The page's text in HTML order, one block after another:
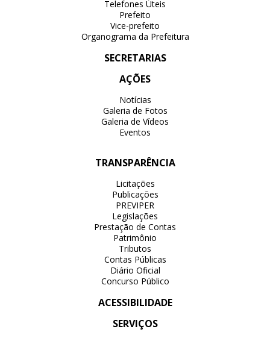
Telefones Úteis
Prefeito
Vice-prefeito
Organograma da Prefeitura
SECRETARIAS
AÇÕES
Notícias
Galeria de Fotos
Galeria de Vídeos
Eventos
TRANSPARÊNCIA
Licitações
Publicações
PREVIPER
Legislações
Prestação de Contas
Patrimônio
Tributos
Contas Públicas
Diário Oficial
Concurso Público
ACESSIBILIDADE
SERVIÇOS